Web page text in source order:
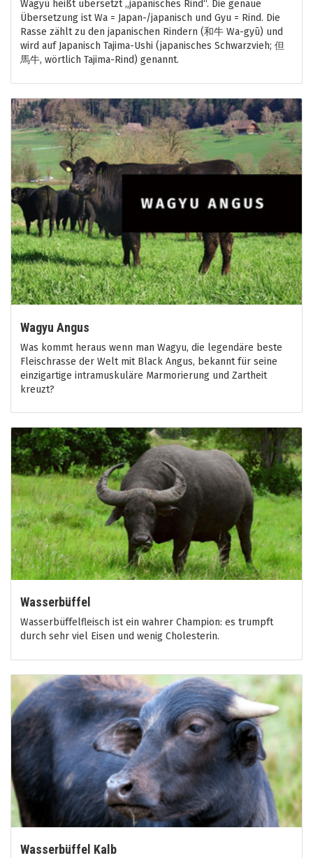
Wagyū heißt übersetzt „japanisches Rind“. Die genaue
Übersetzung ist Wa = Japan-/japanisch und Gyu = Rind. Die
Rasse zählt zu den japanischen Rindern (和牛 Wa-gyū) und
wird auf Japanisch Tajima-Ushi (japanisches Schwarzvieh; 但
馬牛, wörtlich Tajima-Rind) genannt.
Wagyu Angus
Was kommt heraus wenn man Wagyu, die legendäre beste
Fleischrasse der Welt mit Black Angus, bekannt für seine
einzigartige intramuskuläre Marmorierung und Zartheit
kreuzt?
Wasserbüffel
Wasserbüffelfleisch ist ein wahrer Champion: es trumpft
durch sehr viel Eisen und wenig Cholesterin.
Wasserbüffel Kalb